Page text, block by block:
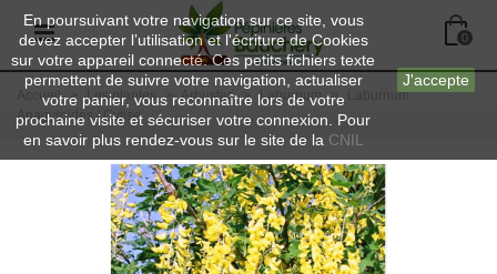
En poursuivant votre navigation sur ce site, vous
devez accepter l’utilisation et l'écriture de Cookies
sur votre appareil connecté. Ces petits fichiers texte
permettent de suivre votre navigation, actualiser
votre panier, vous reconnaître lors de votre
prochaine visite et sécuriser votre connexion. Pour
en savoir plus rendez-vous sur le site de la CNIL
J'accepte
0
Accueil > Les plantes > Arbustes > Laburnum >
Laburnum
Anagyroides / Cytise